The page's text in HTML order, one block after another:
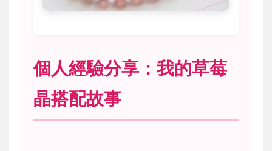
個人經驗分享：我的草莓
晶搭配故事